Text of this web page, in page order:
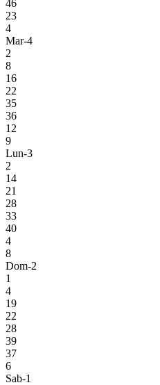
46
23
4
Mar-4
2
8
16
22
35
36
12
9
Lun-3
2
14
21
28
33
40
4
8
Dom-2
1
4
19
22
28
39
37
6
Sab-1